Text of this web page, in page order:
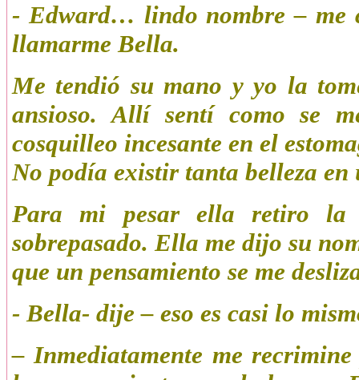
- Edward… lindo nombre – me
llamarme Bella.
Me tendió su mano y yo la
ansioso. Allí sentí como se
cosquilleo incesante en el
No podía existir tanta belleza en
Para mi pesar ella retiro la
sobrepasado. Ella me dijo su
que un pensamiento se me
- Bella- dije – eso es casi lo
– Inmediatamente me